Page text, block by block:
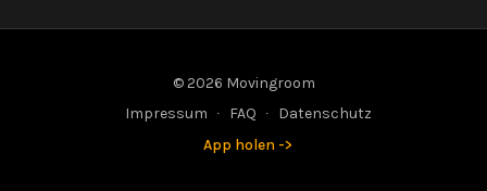
© 2026 Movingroom
Impressum ∙ FAQ ∙ Datenschutz
App holen ->